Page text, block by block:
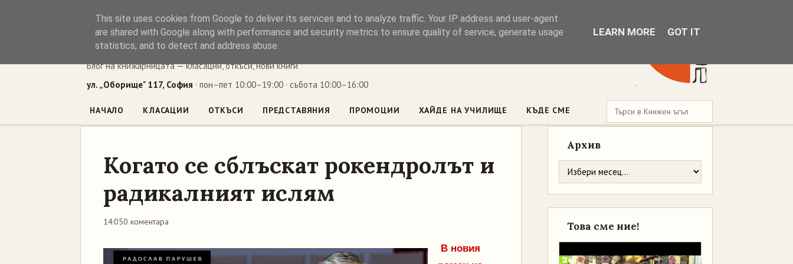
Книжен ъгъл
Блог на книжарницата — класации, откъси, нови книги
ул. „Оборище" 117, София · пон–пет 10:00–19:00 · събота 10:00–16:00
НАЧАЛО КЛАСАЦИИ ОТКЪСИ ПРЕДСТАВЯНИЯ ПРОМОЦИИ ХАЙДЕ НА УЧИЛИЩЕ КЪДЕ СМЕ
Когато се сблъскат рокендролът и
радикалният ислям
14:050 коментара
В новия
Архив
Това сме ние!
This site uses cookies from Google to deliver its services and to analyze traffic. Your IP address and user-agent
are shared with Google along with performance and security metrics to ensure quality of service, generate usage
statistics, and to detect and address abuse.
LEARN MORE GOT IT